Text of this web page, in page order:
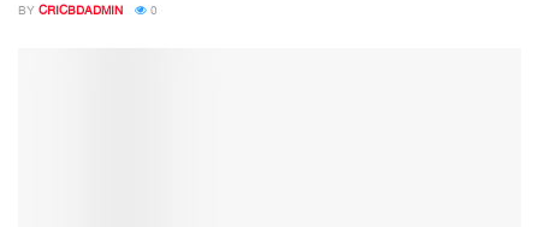
BY CRICBDADMIN 0